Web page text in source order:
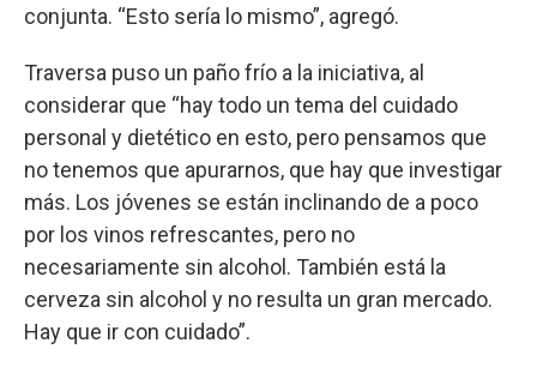
conjunta. “Esto sería lo mismo”, agregó.
Traversa puso un paño frío a la iniciativa, al
considerar que “hay todo un tema del cuidado
personal y dietético en esto, pero pensamos que
no tenemos que apurarnos, que hay que investigar
más. Los jóvenes se están inclinando de a poco
por los vinos refrescantes, pero no
necesariamente sin alcohol. También está la
cerveza sin alcohol y no resulta un gran mercado.
Hay que ir con cuidado”.